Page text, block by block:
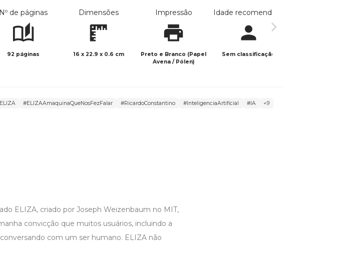
Nº de páginas
92 páginas
Dimensões
16 x 22.9 x 0.6 cm
Impressão
Preto e Branco (Papel
Avena / Pólen)
Idade recomendada
Sem classificação
#ELIZAAmaquinaQueNosFezFalar #RicardoConstantino #InteligenciaArtificial #IA +9
ELIZA, criado por Joseph Weizenbaum no MIT,
convicção que muitos usuários, incluindo a
com um ser humano. ELIZA não